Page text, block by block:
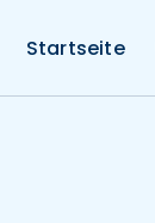
Startseite